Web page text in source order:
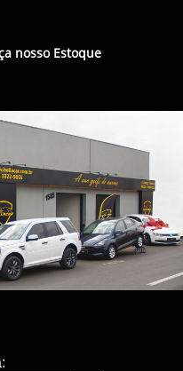
nosso Estoque